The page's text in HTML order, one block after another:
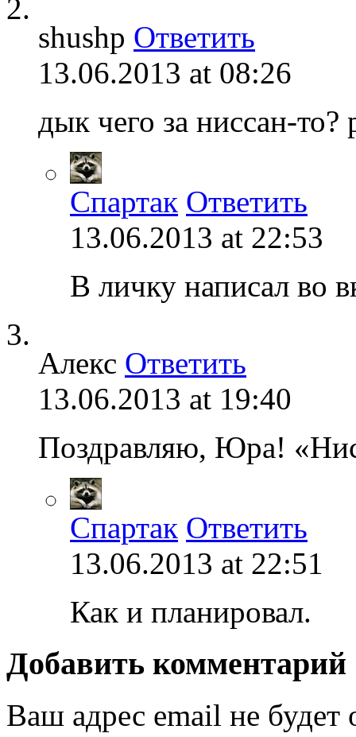
shushp Ответить
13.06.2013 at 08:26
дык чего за ниссан-то?
Спартак Ответить
13.06.2013 at 22:53
В личку написал во
Алекс Ответить
13.06.2013 at 19:40
Поздравляю, Юра!
Спартак Ответить
13.06.2013 at 22:51
Как и планировал.
Добавить комментарий
Ваш адрес email не будет